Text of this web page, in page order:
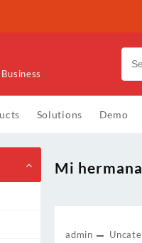
Solutions Demo
Mi
admin